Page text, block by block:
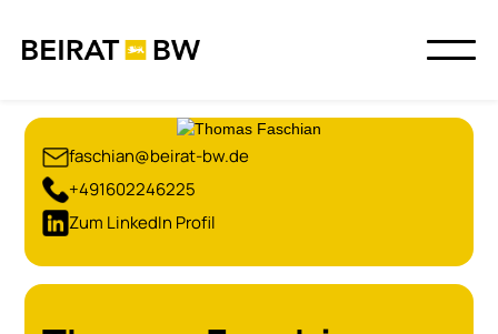
faschian@beirat-bw.de
+491602246225
Zum LinkedIn Profil